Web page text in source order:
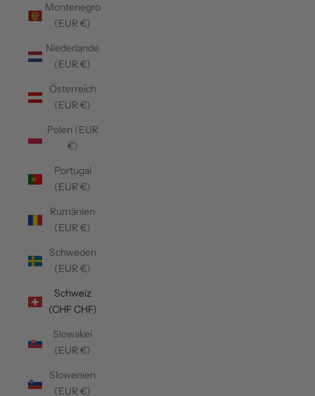
Montenegro
(EUR €)
Niederlande
(EUR €)
Österreich
(EUR €)
Polen (EUR
€)
Portugal
(EUR €)
Rumänien
(EUR €)
Schweden
(EUR €)
Schweiz
(CHF CHF)
Slowakei
(EUR €)
Slowenien
(EUR €)